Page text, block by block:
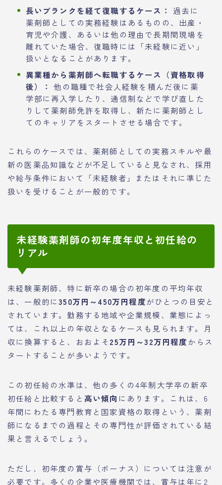
長いブランクを経て復職するケース：
過去に
薬剤師としての実務経験はあるものの、出産・
育児や介護、あるいは他の理由で長期間現場を
離れていた場合、復職時には「未経験に近い」
扱いとなることがあります。
異業種から薬剤師へ転職するケース（資格取得
後）： 他の職種で社会人経験を積んだ後に薬
学部に再入学したり、通信制などで学び直した
りして薬剤師免許を取得し、新たに薬剤師とし
てのキャリアをスタートさせる場合です。
これらのケースでは、薬剤師としての実務スキルや最
新の医薬品知識などが不足していると見なされ、採用
や給与条件において「未経験者」またはそれに準じた
扱いを受けることが一般的です。
未経験薬剤師の初年度年収と初任給の
リアル
未経験薬剤師、特に新卒の場合の初年度の平均年収
は、一般的に350万円～450万円程度がひとつの目安と
されています。勤務する地域や企業規模、業態によっ
ては、これ以上の年収となるケースも見られます。月
収に換算すると、おおよそ 25万円～32万円程度からス
タートすることが多いようです。
この初任給の水準は、他の多くの4年制大学卒の新卒
初任給と比較すると 高い傾向 にあります。これは、6
年間にわたる専門教育と国家資格の取得という、薬剤
師になるまでの過程とその専門性が評価されている結
果と言えるでしょう。
ただし、初年度の賞与（ボーナス）については注意が
必要です。多くの企業や医療機関では、賞与は年に2